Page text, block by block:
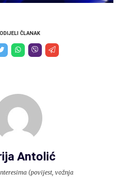
ČLANAK
Antolić
(povijest, vožnja